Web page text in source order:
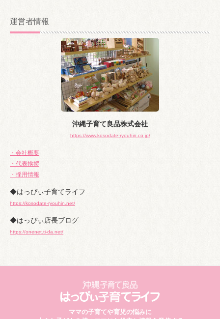
カ
イ
運営者情報
沖縄子育て良品株式会社
https://www.kosodate-ryouhin.co.jp/
・会社概要
・代表挨拶
・採用情報
◆はっぴぃ子育てライフ
https://kosodate-ryouhin.net/
◆はっぴぃ店長ブログ
https://onenet.ti-da.net/
ママの子育てや育児の悩みに